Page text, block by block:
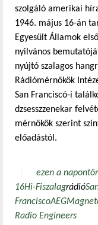
szolgáló amerikai
1946. május 16-án
Egyesült Államok
nyilvános
nyújtó szalagos
Rádiómérnökök
San Franciscó-i
dzsesszzenekar
mérnökök szerint
előadástól.
ezen a napon
16Hi-Fiszalagrádió
FranciscoAEG
Radio Engineers